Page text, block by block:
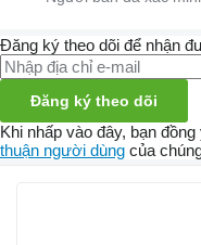
Đăng ký theo dõi để nhận
Đăng ký theo dõi
Khi nhấp vào đây, bạn
thuận người dùng của